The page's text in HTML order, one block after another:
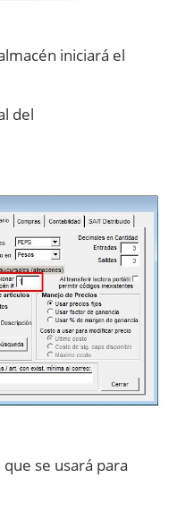
iniciará el
del
se usará para